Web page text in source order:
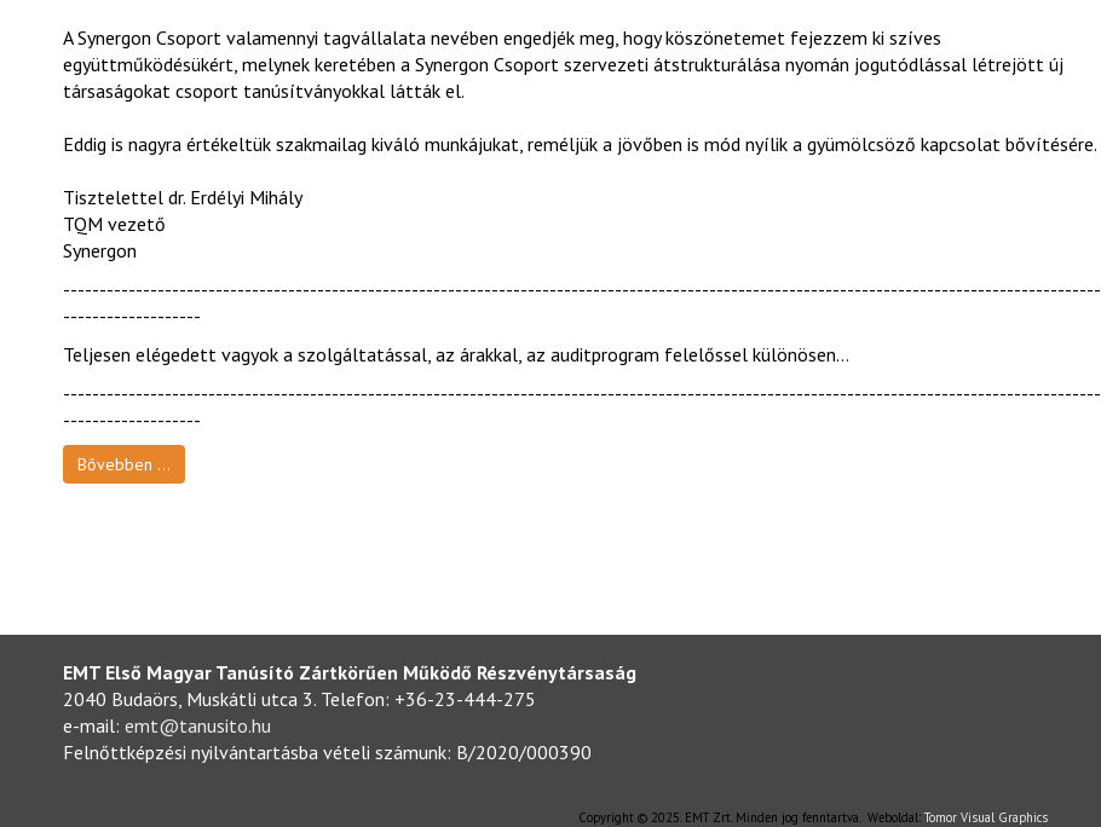
A Synergon Csoport valamennyi tagvállalata nevében engedjék meg, hogy köszönetemet fejezzem ki szíves
együttműködésükért, melynek keretében a Synergon Csoport szervezeti átstrukturálása nyomán jogutódlással létrejött új
társaságokat csoport tanúsítványokkal látták el.
Eddig is nagyra értékeltük szakmailag kiváló munkájukat, reméljük a jövőben is mód nyílik a gyümölcsöző kapcsolat bővítésére.
Tisztelettel dr. Erdélyi Mihály
TQM vezető
Synergon
-----------------------------------------------------------------------------------------------------------------------------------------------
-------------------
Teljesen elégedett vagyok a szolgáltatással, az árakkal, az auditprogram felelőssel különösen...
-----------------------------------------------------------------------------------------------------------------------------------------------
-------------------
Bővebben ...
EMT Első Magyar Tanúsító Zártkörűen Működő Részvénytársaság
2040 Budaörs, Muskátli utca 3. Telefon: +36-23-444-275
e-mail: emt@tanusito.hu
Felnőttképzési nyilvántartásba vételi számunk: B/2020/000390
Copyright © 2025. EMT Zrt. Minden jog fenntartva. Weboldal:Tomor Visual Graphics